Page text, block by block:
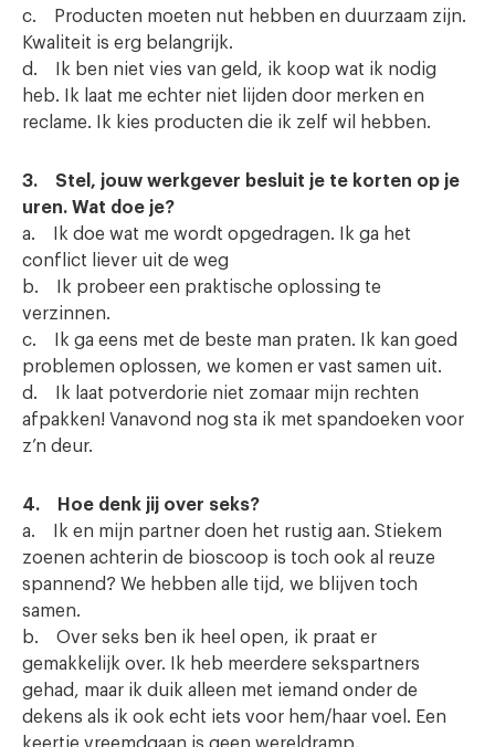
c. Producten moeten nut hebben en duurzaam zijn.
Kwaliteit is erg belangrijk.
d. Ik ben niet vies van geld, ik koop wat ik nodig
heb. Ik laat me echter niet lijden door merken en
reclame. Ik kies producten die ik zelf wil hebben.
3. Stel, jouw werkgever besluit je te korten op je
uren. Wat doe je?
a. Ik doe wat me wordt opgedragen. Ik ga het
conflict liever uit de weg
b. Ik probeer een praktische oplossing te
verzinnen.
c. Ik ga eens met de beste man praten. Ik kan goed
problemen oplossen, we komen er vast samen uit.
d. Ik laat potverdorie niet zomaar mijn rechten
afpakken! Vanavond nog sta ik met spandoeken voor
z’n deur.
4. Hoe denk jij over seks?
a. Ik en mijn partner doen het rustig aan. Stiekem
zoenen achterin de bioscoop is toch ook al reuze
spannend? We hebben alle tijd, we blijven toch
samen.
b. Over seks ben ik heel open, ik praat er
gemakkelijk over. Ik heb meerdere sekspartners
gehad, maar ik duik alleen met iemand onder de
dekens als ik ook echt iets voor hem/haar voel. Een
keertje vreemdgaan is geen wereldramp.